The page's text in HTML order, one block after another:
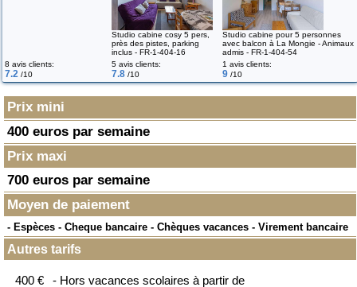
Studio cabine cosy 5 pers,
près des pistes, parking
inclus - FR-1-404-16
Studio cabine pour 5 personnes
avec balcon à La Mongie - Animaux
admis - FR-1-404-54
8 avis clients:
7.2 /10
5 avis clients:
7.8 /10
1 avis clients:
9 /10
Prix mini
400 euros par semaine
Prix maxi
700 euros par semaine
Moyen de paiement
- Espèces - Cheque bancaire - Chèques vacances - Virement bancaire
Autres tarifs
400 € - Hors vacances scolaires à partir de